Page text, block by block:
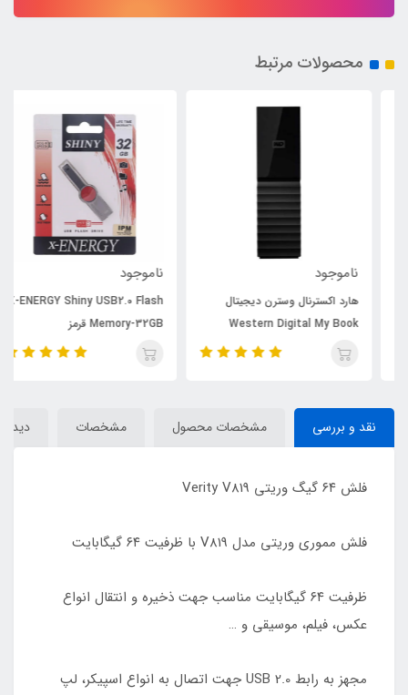
محصولات مرتبط
ناموجود
هارد اکسترنال وسترن دیجیتال
Western Digital My Book
Desktop 6TB
ناموجود
X-ENERGY Shiny USB2.0 Flash
Memory-32GB قرمز
نقد و بررسی مشخصات محصول مشخصات
فلش ۶۴ گیگ وریتی Verity V819
فلش مموری وریتی مدل V819 با ظرفیت ۶۴ گیگابایت
ظرفیت ۶۴ گیگابایت مناسب جهت ذخیره و انتقال انواع
عکس، فیلم، موسیقی و …
مجهز به رابط USB 2.0 جهت اتصال به انواع اسپیکر، لپ